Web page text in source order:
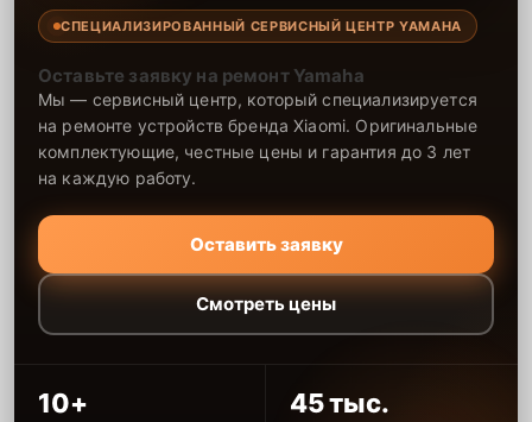
СПЕЦИАЛИЗИРОВАННЫЙ СЕРВИСНЫЙ ЦЕНТР YAMAHA
Оставьте заявку на ремонт Yamaha
Мы — сервисный центр, который специализируется
на ремонте устройств бренда Xiaomi. Оригинальные
комплектующие, честные цены и гарантия до 3 лет
на каждую работу.
Оставить заявку
Смотреть цены
10+ 45 тыс.